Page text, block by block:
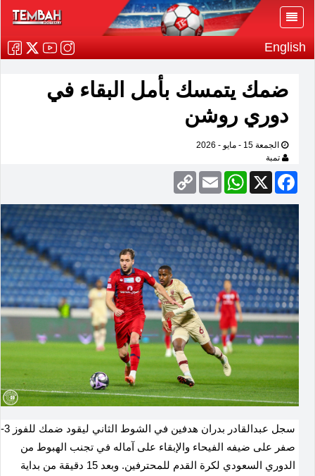
English
ضمك يتمسك بأمل البقاء في
دوري روشن
الجمعة 15 - مايو - 2026
تمبة
Facebook
X
WhatsApp
Email
Copy
Link
سجل عبدالقادر بدران هدفين في الشوط الثاني ‌ليقود ضمك للفوز ​3-
صفر على ضيفه ‌الفيحاء والإبقاء ‌على ⁠آماله ‌في تجنب الهبوط ‌من
الدوري السعودي لكرة القدم للمحترفين. وبعد ⁠15 دقيقة من بداية